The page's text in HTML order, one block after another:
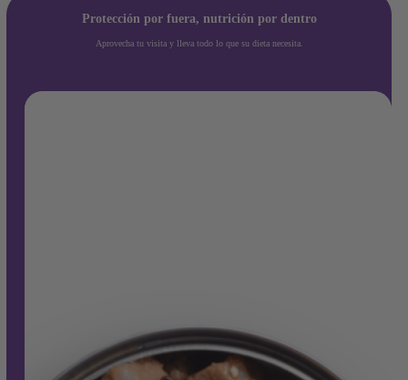
Protección por fuera, nutrición por dentro
Aprovecha tu visita y lleva todo lo que su dieta necesita.